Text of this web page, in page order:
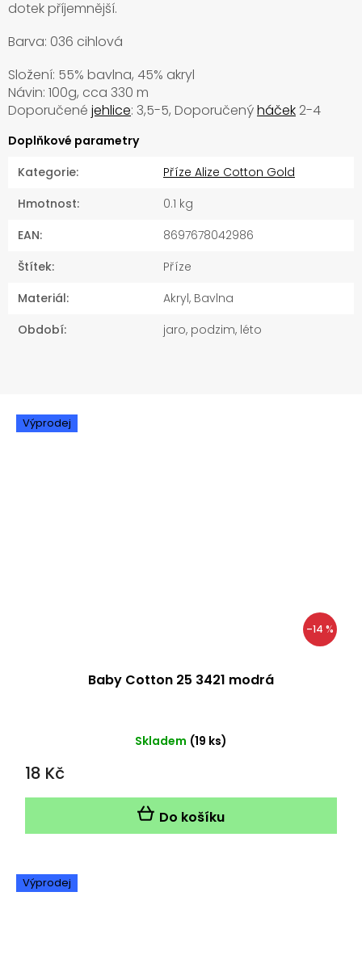
dotek příjemnější.
Barva: 036 cihlová
Složení: 55% bavlna, 45% akryl
Návin: 100g, cca 330 m
Doporučené jehlice: 3,5-5, Doporučenýháček 2-4
Doplňkové parametry
Kategorie:
Příze Alize Cotton Gold
Hmotnost:
0.1 kg
EAN:
8697678042986
Štítek:
Příze
Materiál:
Akryl, Bavlna
Období: jaro, podzim, léto
Výprodej
–14 %
Baby Cotton 25 3421 modrá
Skladem (19 ks)
18 Kč
Do košíku
Výprodej